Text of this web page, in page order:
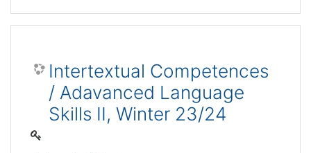
Intertextual Competences
/ Adavanced Language
Skills II, Winter 23/24